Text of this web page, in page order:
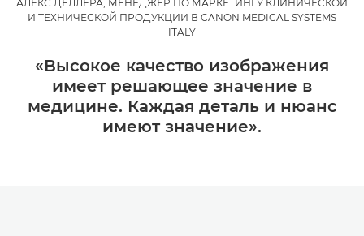
АЛЕКС ДЕЛЛЕРА, МЕНЕДЖЕР ПО МАРКЕТИНГУ КЛИНИЧЕСКОЙ
И ТЕХНИЧЕСКОЙ ПРОДУКЦИИ В CANON MEDICAL SYSTEMS
ITALY
«Высокое качество изображения
имеет решающее значение в
медицине. Каждая деталь и нюанс
имеют значение».